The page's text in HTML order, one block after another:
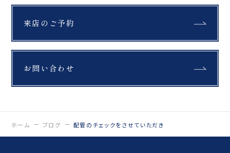
来店のご予約
お問い合わせ
ホーム ブログ 配管のチェックをさせていただき